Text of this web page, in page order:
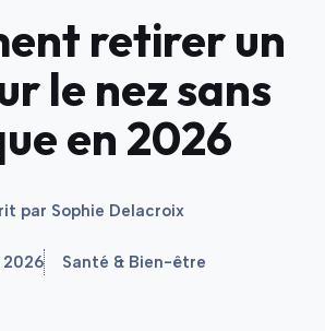
retirer un
le nez sans
en 2026
par Sophie Delacroix
2026 Santé & Bien-être